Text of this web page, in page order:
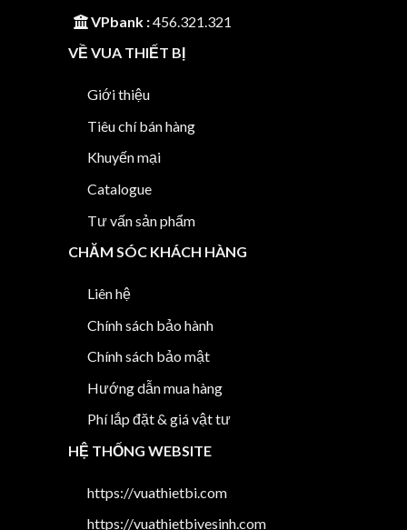
VPbank :456.321.321
VỀ VUA THIẾT BỊ
Giới thiệu
Tiêu chí bán hàng
Khuyến mại
Catalogue
Tư vấn sản phẩm
CHĂM SÓC KHÁCH HÀNG
Liên hệ
Chính sách bảo hành
Chính sách bảo mật
Hướng dẫn mua hàng
Phí lắp đặt & giá vật tư
HỆ THỐNG WEBSITE
https://vuathietbi.com
https://vuathietbivesinh.com